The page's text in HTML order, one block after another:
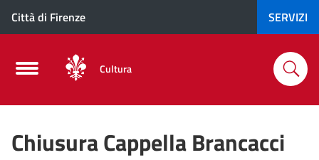
Città di Firenze SERVIZI
Cultura
Chiusura Cappella Brancacci